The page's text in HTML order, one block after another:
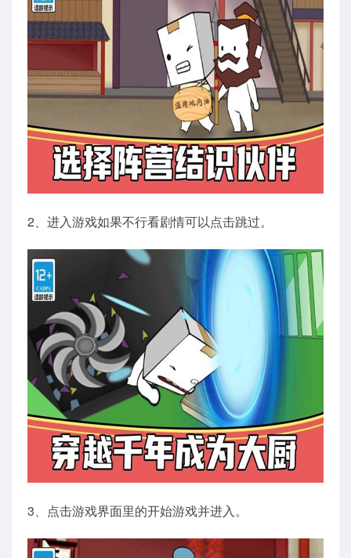
2、进入游戏如果不行看剧情可以点击跳过。
3、点击游戏界面里的开始游戏并进入。